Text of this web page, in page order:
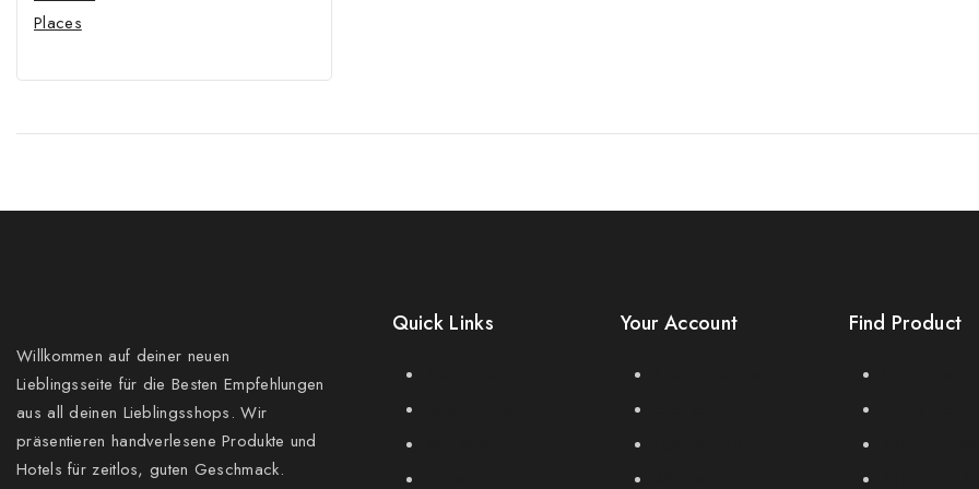
Places
Willkommen auf deiner neuen
Lieblingsseite für die Besten Empfehlungen
aus all deinen Lieblingsshops. Wir
präsentieren handverlesene Produkte und
Hotels für zeitlos, guten Geschmack.
Quick Links Your Account Find Product